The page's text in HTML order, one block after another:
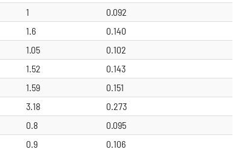
1
0.092
1.6
0.140
1.05
0.102
1.52
0.143
1.59
0.151
3.18
0.273
0.8
0.095
0.9
0.106